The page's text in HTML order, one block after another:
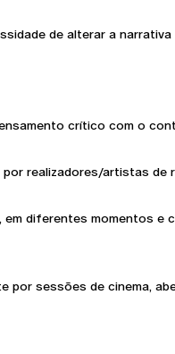
de alterar a
crítico com o
realizadores/artistas de
em diferentes momentos e
por sessões de cinema,